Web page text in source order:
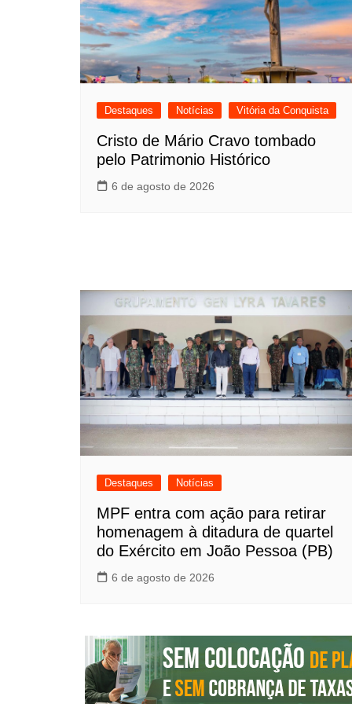
Destaques Notícias Vitória da Conquista
Cristo de Mário Cravo tombado
pelo Patrimonio Histórico
6 de agosto de 2026
Destaques Notícias
MPF entra com ação para retirar
homenagem à ditadura de quartel
do Exército em João Pessoa (PB)
6 de agosto de 2026